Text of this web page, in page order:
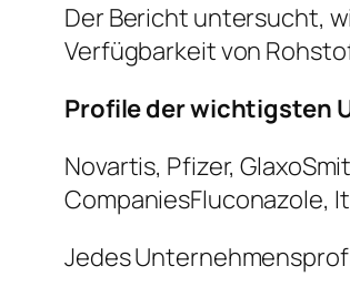
Der Bericht untersucht,
Verfügbarkeit von
Profile der wichtigsten
Novartis, Pfizer,
CompaniesFluconazole,
Jedes